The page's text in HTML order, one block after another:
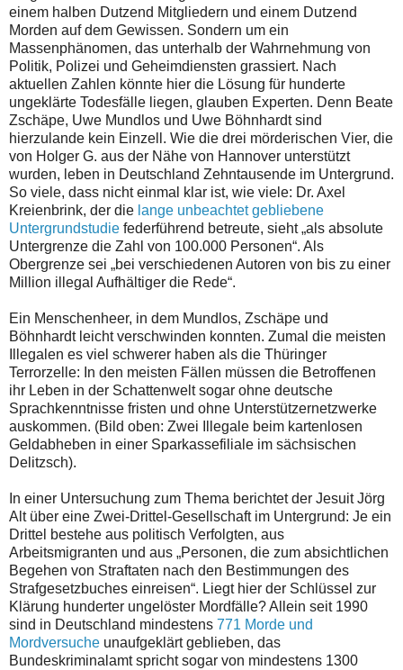
einem halben Dutzend Mitgliedern und einem Dutzend
Morden auf dem Gewissen. Sondern um ein
Massenphänomen, das unterhalb der Wahrnehmung von
Politik, Polizei und Geheimdiensten grassiert. Nach
aktuellen Zahlen könnte hier die Lösung für hunderte
ungeklärte Todesfälle liegen, glauben Experten. Denn Beate
Zschäpe, Uwe Mundlos und Uwe Böhnhardt sind
hierzulande kein Einzell. Wie die drei mörderischen Vier, die
von Holger G. aus der Nähe von Hannover unterstützt
wurden, leben in Deutschland Zehntausende im Untergrund.
So viele, dass nicht einmal klar ist, wie viele: Dr. Axel
Kreienbrink, der die lange unbeachtet gebliebene
Untergrundstudie federführend betreute, sieht „als absolute
Untergrenze die Zahl von 100.000 Personen“. Als
Obergrenze sei „bei verschiedenen Autoren von bis zu einer
Million illegal Aufhältiger die Rede“.
Ein Menschenheer, in dem Mundlos, Zschäpe und
Böhnhardt leicht verschwinden konnten. Zumal die meisten
Illegalen es viel schwerer haben als die Thüringer
Terrorzelle: In den meisten Fällen müssen die Betroffenen
ihr Leben in der Schattenwelt sogar ohne deutsche
Sprachkenntnisse fristen und ohne Unterstützernetzwerke
auskommen. (Bild oben: Zwei Illegale beim kartenlosen
Geldabheben in einer Sparkassefiliale im sächsischen
Delitzsch).
In einer Untersuchung zum Thema berichtet der Jesuit Jörg
Alt über eine Zwei-Drittel-Gesellschaft im Untergrund: Je ein
Drittel bestehe aus politisch Verfolgten, aus
Arbeitsmigranten und aus „Personen, die zum absichtlichen
Begehen von Straftaten nach den Bestimmungen des
Strafgesetzbuches einreisen“. Liegt hier der Schlüssel zur
Klärung hunderter ungelöster Mordfälle? Allein seit 1990
sind in Deutschland mindestens 771 Morde und
Mordversuche unaufgeklärt geblieben, das
Bundeskriminalamt spricht sogar von mindestens 1300